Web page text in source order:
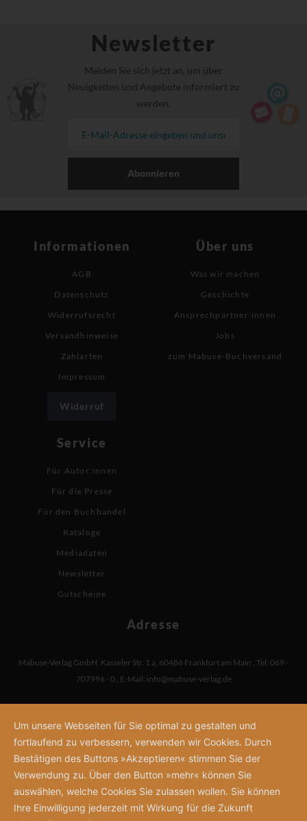
Newsletter
Melden Sie sich jetzt an, um über
Neuigkeiten und Angebote informiert zu
werden.
Abonnieren
Informationen
AGB
Datenschutz
Widerrufsrecht
Versandhinweise
Zahlarten
Impressum
Widerruf
Über uns
Was wir machen
Geschichte
Ansprechpartner:innen
Jobs
zum Mabuse-Buchversand
Service
Für Autor:innen
Für die Presse
Für den Buchhandel
Kataloge
Mediadaten
Newsletter
Gutscheine
Adresse
Mabuse-Verlag GmbH Kasseler Str. 1 a 60486 Frankfurt am Main Tel: 069 -
707996 - 0 E-Mail: info@mabuse-verlag.de
Um unsere Webseiten für Sie optimal zu gestalten und
fortlaufend zu verbessern, verwenden wir Cookies. Durch
Bestätigen des Buttons »Akzeptieren« stimmen Sie der
Verwendung zu. Über den Button »mehr« können Sie
auswählen, welche Cookies Sie zulassen wollen. Sie können
Ihre Einwilligung jederzeit mit Wirkung für die Zukunft